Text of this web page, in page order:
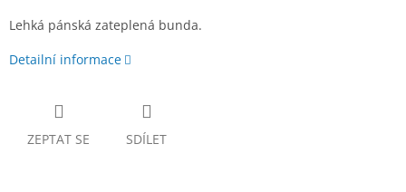
Lehká pánská zateplená bunda.
Detailní informace
ZEPTAT SE SDÍLET